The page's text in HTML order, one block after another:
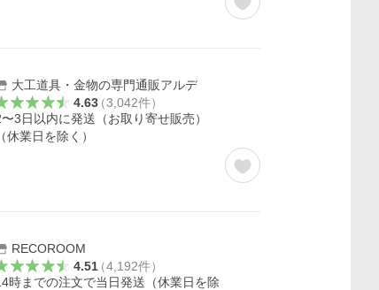
大工道具・金物の専門通販アルデ
4.63（3,042件）
〜3日以内に発送（お取り寄せ販売）
（休業日を除く）
RECOROOM
4.51（4,192件）
時までの注文で当日発送（休業日を除